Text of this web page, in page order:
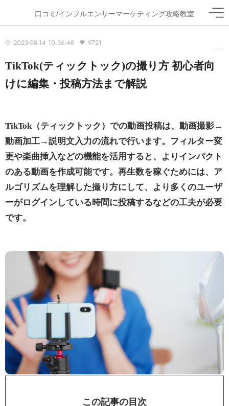
口コミ/インフルエンサーマーケティング攻略教室
2023-08-14 10:36:48 9721
TikTok(ティックトック)の撮り方 初心者向
けに編集・投稿方法まで解説
TikTok（ティックトック）での動画投稿は、動画撮影→
動画加工→説明文入力の流れで行います。フィルター変
更や楽曲挿入などの機能を活用すると、よりインパクト
のある動画を作成可能です。再生数を稼ぐためには、ア
ルゴリズムを理解した撮り方にして、より多くのユーザ
ーがログインしている時間に投稿するなどの工夫が必要
です。
この記事の目次